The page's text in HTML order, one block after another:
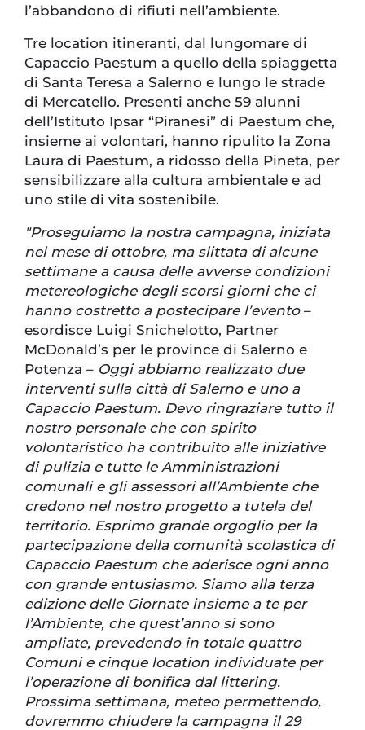
l’abbandono di rifiuti nell’ambiente.
Tre location itineranti, dal lungomare di
Capaccio Paestum a quello della spiaggetta
di Santa Teresa a Salerno e lungo le strade
di Mercatello. Presenti anche 59 alunni
dell’Istituto Ipsar “Piranesi” di Paestum che,
insieme ai volontari, hanno ripulito la Zona
Laura di Paestum, a ridosso della Pineta, per
sensibilizzare alla cultura ambientale e ad
uno stile di vita sostenibile.
"Proseguiamo la nostra campagna, iniziata
nel mese di ottobre, ma slittata di alcune
settimane a causa delle avverse condizioni
metereologiche degli scorsi giorni che ci
hanno costretto a postecipare l’evento –
esordisce Luigi Snichelotto, Partner
McDonald’s per le province di Salerno e
Potenza – Oggi abbiamo realizzato due
interventi sulla città di Salerno e uno a
Capaccio Paestum. Devo ringraziare tutto il
nostro personale che con spirito
volontaristico ha contribuito alle iniziative
di pulizia e tutte le Amministrazioni
comunali e gli assessori all’Ambiente che
credono nel nostro progetto a tutela del
territorio. Esprimo grande orgoglio per la
partecipazione della comunità scolastica di
Capaccio Paestum che aderisce ogni anno
con grande entusiasmo. Siamo alla terza
edizione delle Giornate insieme a te per
l’Ambiente, che quest’anno si sono
ampliate, prevedendo in totale quattro
Comuni e cinque location individuate per
l’operazione di bonifica dal littering.
Prossima settimana, meteo permettendo,
dovremmo chiudere la campagna il 29